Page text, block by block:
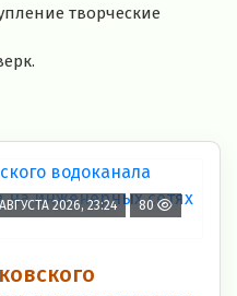
творческие
2026, 23:24 80